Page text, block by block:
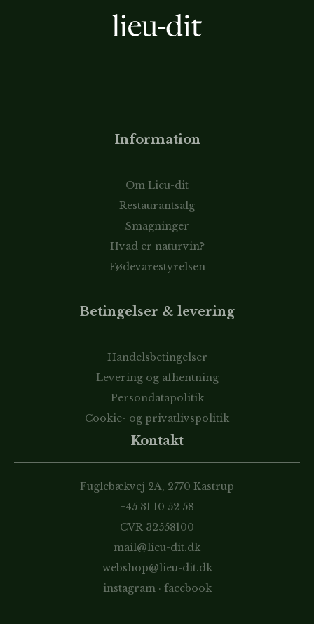
Information
Om Lieu-dit
Restaurantsalg
Smagninger
Hvad er naturvin?
Fødevarestyrelsen
Betingelser & levering
Handelsbetingelser
Levering og afhentning
Persondatapolitik
Cookie- og privatlivspolitik
Kontakt
Fuglebækvej 2A, 2770 Kastrup
+45 31 10 52 58
CVR 32558100
mail@lieu-dit.dk
webshop@lieu-dit.dk
instagram· facebook